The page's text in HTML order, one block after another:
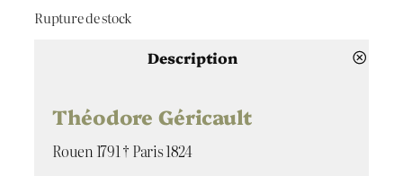
Rupture de stock
Description
Théodore Géricault
Rouen 1791 † Paris 1824